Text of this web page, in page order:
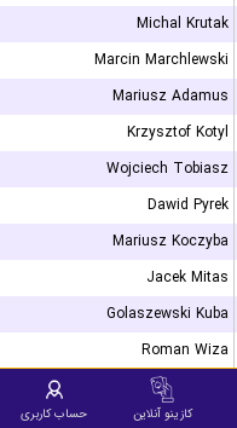
Michal Krutak
Marcin Marchlewski
Mariusz Adamus
Krzysztof Kotyl
Wojciech Tobiasz
Dawid Pyrek
Mariusz Koczyba
Jacek Mitas
Golaszewski Kuba
Roman Wiza
Cezary Pawlik
Filbrandt Tomasz
کازینو آنلاین حساب کاربری